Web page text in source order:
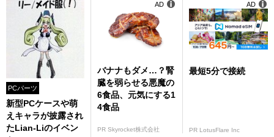
PCパーツ
新型PCケースや萌
えキャラが披露され
たLian-Liのイベン
バナナもダメ…？腎
臓を弱らせる悪魔の
6食品、元気にする1
4食品
PR Skyrocket株式会社
AD
最短5分で接続
PR LotusFlare Inc
AD